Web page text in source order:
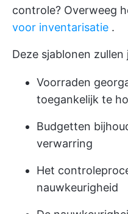
controle? Overweeg
voor inventarisatie .
Deze sjablonen zullen
Voorraden
toegankelijk te
Budgetten
verwarring
Het
nauwkeurigheid